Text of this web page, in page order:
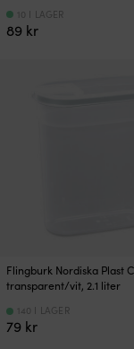
89 kr
10 I LAGER
Flingburk Nordiska Plast
transparent/vit, 2.1 liter
79 kr
140 I LAGER